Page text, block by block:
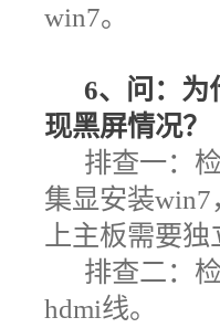
win7。
6、问：为
现黑屏情况？
排查一：
集显安装
上主板需要
排查二：
hdmi线。